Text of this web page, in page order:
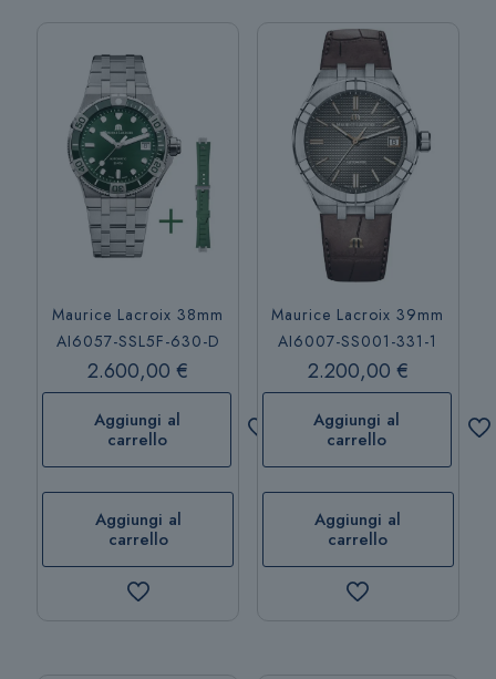
Maurice Lacroix 38mm
AI6057-SSL5F-630-D
2.600,00€
Aggiungi al
carrello
Aggiungi al
carrello
Maurice Lacroix 39mm
AI6007-SS001-331-1
2.200,00 €
Aggiungi al
carrello
Aggiungi al
carrello